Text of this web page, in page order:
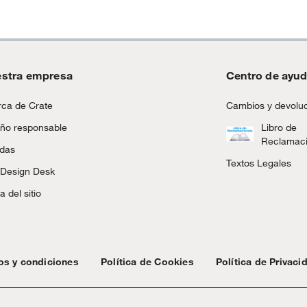
empresa
de Crate
responsable
Desk
del sitio
Centro de
Cambios y
Libro de
Textos Legales
y condiciones Política de Cookies Política de